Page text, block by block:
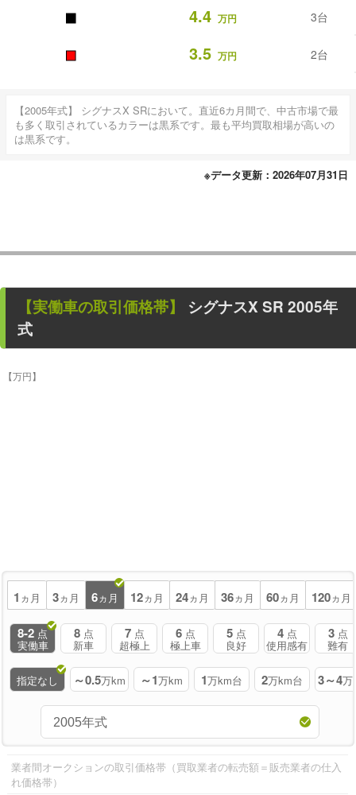
■ 4.4 万円 3台
■ 3.5 万円 2台
【2005年式】 シグナスX SRにおいて。直近6カ月間で、中古市場で最
も多く取引されているカラーは黒系です。最も平均買取相場が高いの
は黒系です。
※データ更新：2026年07月31日
【実働車の取引価格帯】 シグナスX SR 2005年
式
【万円】
1 ヵ月 3ヵ月 6ヵ月 12ヵ月 24ヵ月 36ヵ月 60ヵ月 120ヵ月
8-2 点
実働車
8 点
新車
7 点
超極上
6 点
極上車
5 点
良好
4 点
使用感有
3 点
難有
指定なし ～0.5万km ～1万km 1万km台 2万km台 3～4万
業者間オークションの取引価格帯（買取業者の転売額＝販売業者の仕入
れ価格帯）